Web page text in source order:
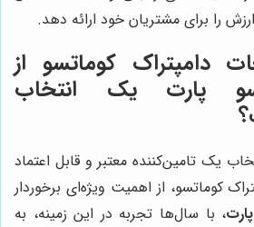
را برای مشتریان خود ارائه دهد.
دامپتراک کوماتسو از
پارت یک انتخاب
یک تامین‌کننده معتبر و قابل اعتماد
کوماتسو، از اهمیت ویژه‌ای برخوردار
، با سال‌ها تجربه در این زمینه، به